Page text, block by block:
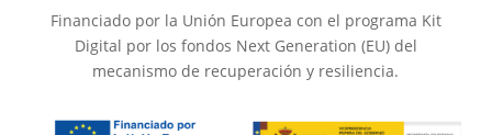
Financiado por la Unión Europea con el programa Kit
Digital por los fondos Next Generation (EU) del
mecanismo de recuperación y resiliencia.